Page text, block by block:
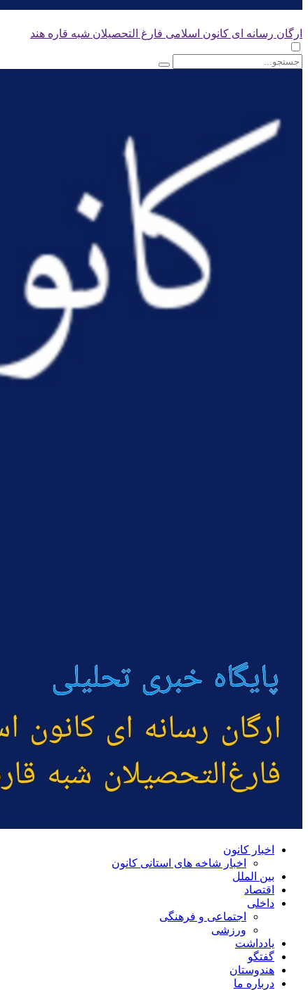
ارگان رسانه ای کانون اسلامی فارغ التحصیلان شبه قاره هند
اخبار کانون
اخبار شاخه های استانی کانون
بین الملل
اقتصاد
داخلی
اجتماعی و فرهنگی
ورزشی
یادداشت
گفتگو
هندوستان
درباره ما